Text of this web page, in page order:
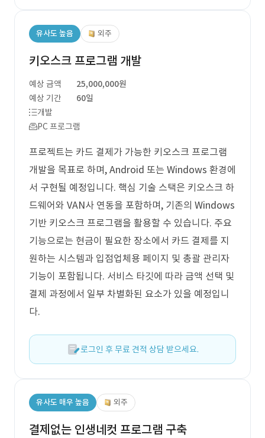
유사도 높음 외주
키오스크 프로그램 개발
예상 금액
25,000,000원
예상 기간
60일
개발
PC 프로그램
프로젝트는 카드 결제가 가능한 키오스크 프로그램
개발을 목표로 하며, Android 또는 Windows 환경에
서 구현될 예정입니다. 핵심 기술 스택은 키오스크 하
드웨어와 VAN사 연동을 포함하며, 기존의 Windows
기반 키오스크 프로그램을 활용할 수 있습니다. 주요
기능으로는 현금이 필요한 장소에서 카드 결제를 지
원하는 시스템과 입점업체용 페이지 및 총괄 관리자
기능이 포함됩니다. 서비스 타깃에 따라 금액 선택 및
결제 과정에서 일부 차별화된 요소가 있을 예정입니
다.
로그인 후 무료 견적 상담 받으세요.
유사도 매우 높음 외주
결제없는 인생네컷 프로그램 구축